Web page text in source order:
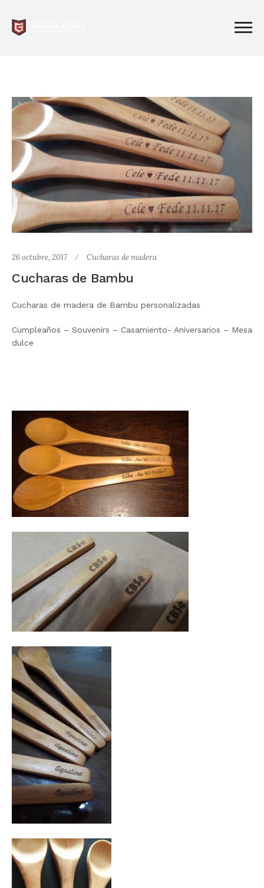
26 octubre, 2017 Cucharas de madera
Cucharas de Bambu
Cucharas de madera de Bambu personalizadas
Cumpleaños – Souvenirs – Casamiento- Aniversarios – Mesa
dulce